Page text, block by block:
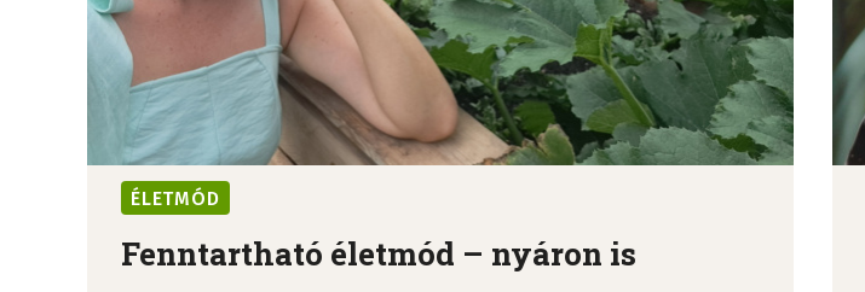
ÉLETMÓD
Fenntartható életmód – nyáron is